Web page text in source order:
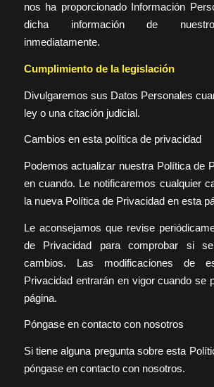
nos ha proporcionado Información
dicha información de
inmediatamente.
Cumplimiento de la legislación
Divulgaremos sus Datos Personales
ley o una citación judicial.
Cambios en esta política de privacidad
Podemos actualizar nuestra Política de
en cuando. Le notificaremos cualquier
la nueva Política de Privacidad en esta
Le aconsejamos que revise
de Privacidad para comprobar si
cambios. Las modificaciones de
Privacidad entrarán en vigor cuando se
página.
Póngase en contacto con nosotros
Si tiene alguna pregunta sobre esta
póngase en contacto con nosotros.